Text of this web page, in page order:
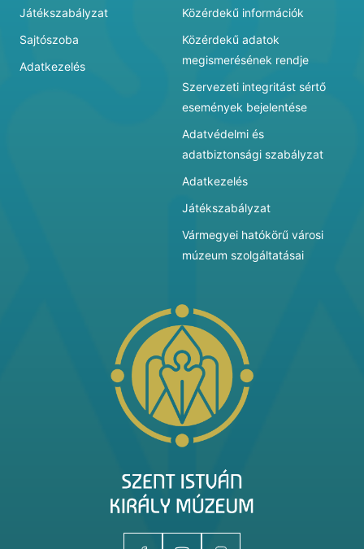
Játékszabályzat
Sajtószoba
Adatkezelés
Közérdekű információk
Közérdekű adatok
megismerésének rendje
Szervezeti integritást sértő
események bejelentése
Adatvédelmi és
adatbiztonsági szabályzat
Adatkezelés
Játékszabályzat
Vármegyei hatókörű városi
múzeum szolgáltatásai